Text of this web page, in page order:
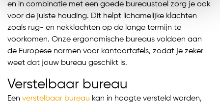
en in combinatie met een goede bureaustoel zorg je ook
voor de juiste houding. Dit helpt lichamelijke klachten
zoals rug- en nekklachten op de lange termijn te
voorkomen. Onze ergonomische bureaus voldoen aan
de Europese normen voor kantoortafels, zodat je zeker
weet dat jouw bureau geschikt is.
Verstelbaar bureau
Een verstelbaar bureau kan in hoogte versteld worden,